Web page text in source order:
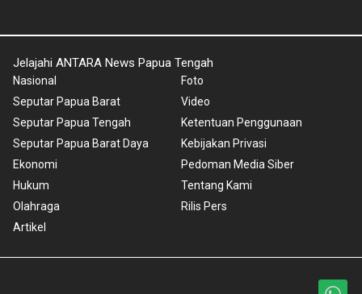
Jelajahi ANTARA News Papua Tengah
Nasional
Seputar Papua Barat
Seputar Papua Tengah
Seputar Papua Barat Daya
Ekonomi
Hukum
Olahraga
Artikel
Foto
Video
Ketentuan Penggunaan
Kebijakan Privasi
Pedoman Media Siber
Tentang Kami
Rilis Pers